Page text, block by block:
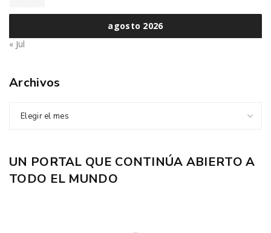
agosto 2026
« Jul
Archivos
Elegir el mes
UN PORTAL QUE CONTINÚA ABIERTO A
TODO EL MUNDO